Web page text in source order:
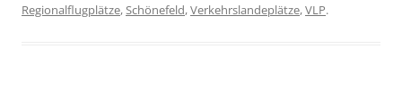
Regionalflugplätze,Schönefeld,Verkehrslandeplätze,VLP.